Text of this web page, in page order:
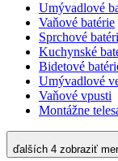
Umývadlové
Vaňové batérie
Sprchové
Kuchynské
Bidetové
Umývadlové
Vaňové vpusti
Montážne
ďalších 4 zobraziť